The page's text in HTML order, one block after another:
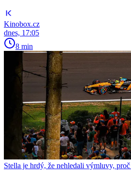
Kinobox.cz
dnes, 17:05
8 min
Stella je hrdý, že nehledali výmluvy,